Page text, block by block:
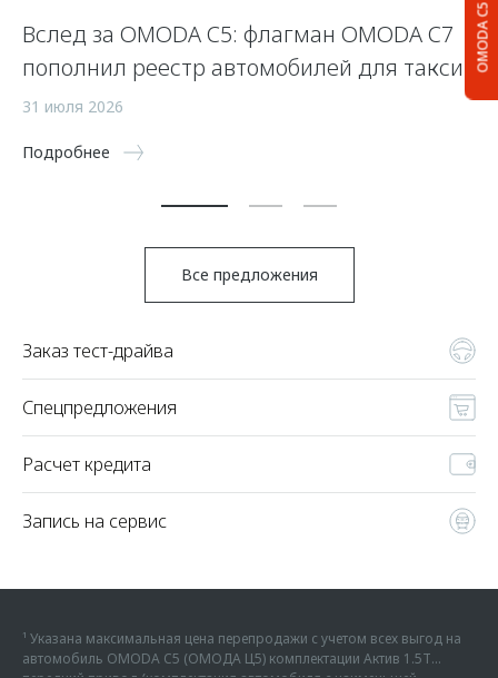
OMODA C5
Вслед за OMODA C5: флагман OMODA C7
пополнил реестр автомобилей для такси
31 июля 2026
Подробнее
Все предложения
Заказ тест-драйва
Спецпредложения
Расчет кредита
Запись на сервис
¹ Указана максимальная цена перепродажи с учетом всех выгод на
автомобиль OMODA C5 (ОМОДА Ц5) комплектации Актив 1.5Т